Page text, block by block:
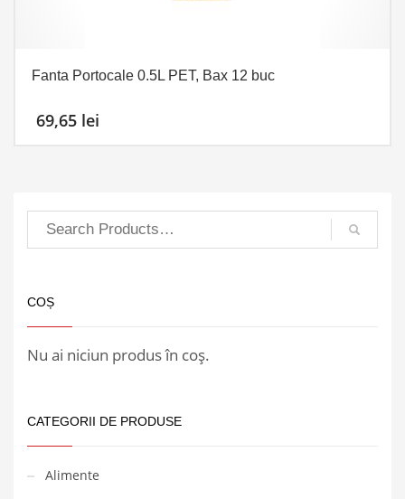
Fanta Portocale 0.5L PET, Bax 12 buc
69,65 lei
COȘ
Nu ai niciun produs în coș.
CATEGORII DE PRODUSE
Alimente